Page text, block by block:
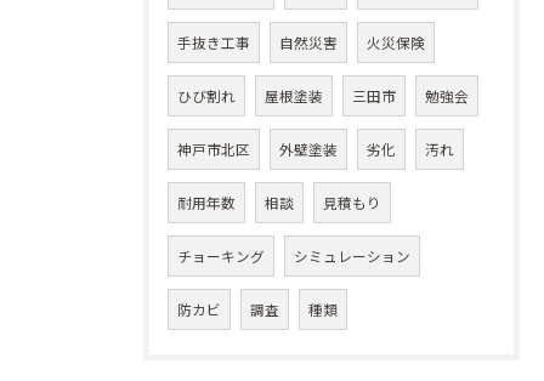
手抜き工事 自然災害 火災保険
ひび割れ 屋根塗装 三田市 勉強会
神戸市北区 外壁塗装 劣化 汚れ
耐用年数 相談 見積もり
チョーキング シミュレーション
防カビ 調査 種類